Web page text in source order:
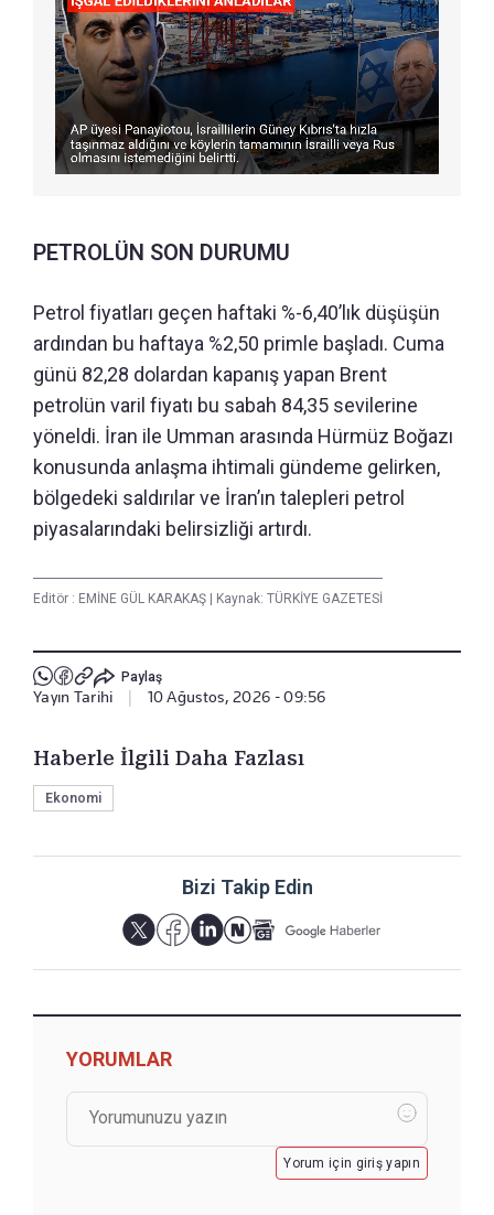
PETROLÜN SON DURUMU
Petrol fiyatları geçen haftaki %-6,40’lık düşüşün
ardından bu haftaya %2,50 primle başladı. Cuma
günü 82,28 dolardan kapanış yapan Brent
petrolün varil fiyatı bu sabah 84,35 sevilerine
yöneldi. İran ile Umman arasında Hürmüz Boğazı
konusunda anlaşma ihtimali gündeme gelirken,
bölgedeki saldırılar ve İran’ın talepleri petrol
piyasalarındaki belirsizliği artırdı.
Editör : EMİNE GÜL KARAKAŞ Kaynak: TÜRKİYE GAZETESİ
Paylaş
Yayın Tarihi 10 Ağustos, 2026 - 09:56
Haberle İlgili Daha Fazlası
Ekonomi
Bizi Takip Edin
YORUMLAR
Yorum için giriş yapın